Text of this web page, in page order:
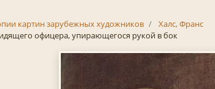
картин зарубежных художников
Халс, Франс
офицера, упирающегося рукой в бок